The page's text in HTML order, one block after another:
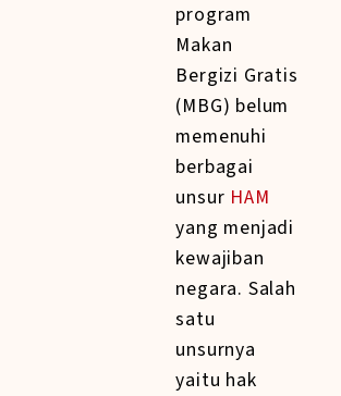
program
Makan
Bergizi Gratis
(MBG) belum
memenuhi
berbagai
unsur HAM
yang menjadi
kewajiban
negara. Salah
satu
unsurnya
yaitu hak